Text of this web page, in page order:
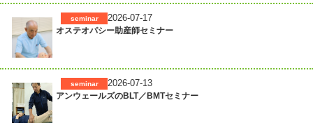
2026-07-17
seminar
オステオパシー助産師セミナー
2026-07-13
seminar
アンウェールズのBLT／BMTセミナー